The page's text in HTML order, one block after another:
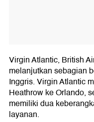
Virgin Atlantic, British
melanjutkan sebagian
Inggris. Virgin Atlantic
Heathrow ke Orlando,
memiliki dua
layanan.